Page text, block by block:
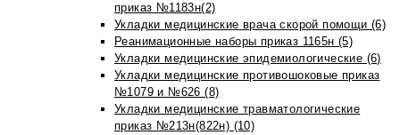
приказ №1183н(2)
Укладки медицинские врача скорой помощи (6)
Реанимационные наборы приказ 1165н (5)
Укладки медицинские эпидемиологические (6)
Укладки медицинские противошоковые приказ
№1079 и №626 (8)
Укладки медицинские травматологические
приказ №213н(822н) (10)